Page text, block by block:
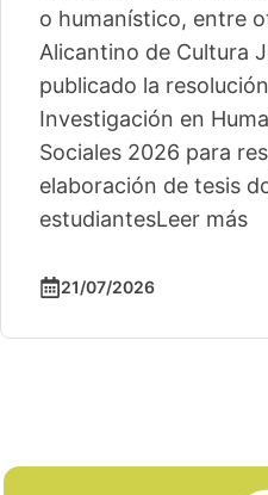
o humanístico, entre
Alicantino de Cultura
publicado la
Investigación en
Sociales 2026 para
elaboración de tesis
estudiantesLeer más
21/07/2026